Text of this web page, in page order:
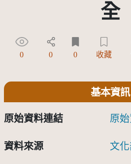
全
0 0 0 收藏
基本資訊
原始資料連結 原
資料來源 文